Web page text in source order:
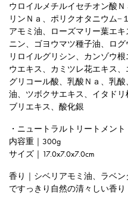
ウロイルメチルイセチオン酸
リンＮａ、ポリクオタニウム−
アモミ油、ローズマリー葉エ
ニン、ゴヨウマツ種子油、ロ
リロイルグリシン、カンゾウ
ウエキス、カミツレ花エキス、
グリコール酸、乳酸Ｎａ、乳
油、ツボクサエキス、イタド
ブリエキス、酸化銀
・ニュートラルトリートメント
内容重｜300g
サイズ｜17.0x7.0x7.0cm
香り｜シベリアモミ油、ラベ
ですっきり自然の清々しい香り